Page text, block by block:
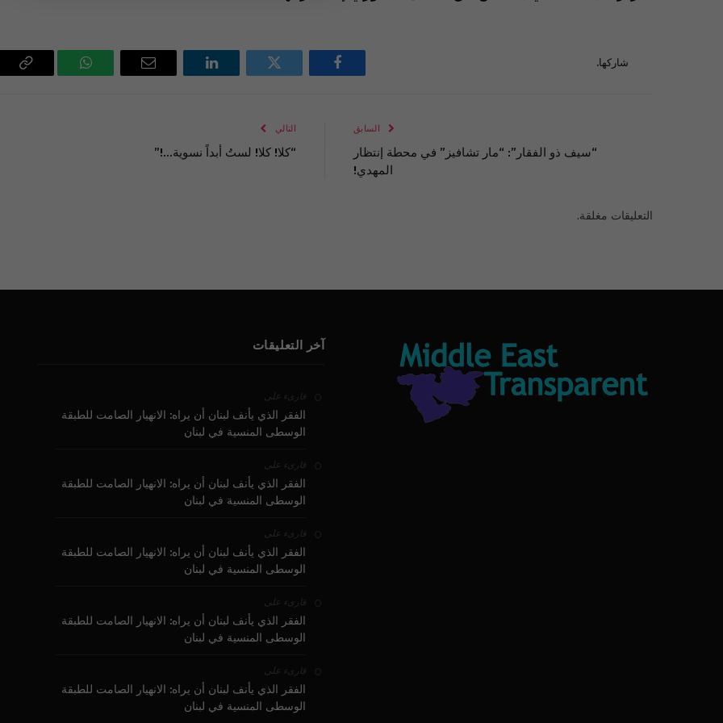
شاركها.
فيسبوك تويتر لينكدإن
البريد
واتساب
السابق
“سيف ذو الفقار”: “مار تشافيز” في محطة إنتظار
المهدي!
التالي
“كلا! كلا! لستُ أبداً نسوية…!”
التعليقات مغلقة.
آخر التعليقات
قارىء على
الفقر الذي يأنف لبنان أن يراه: الانهيار الصامت للطبقة
الوسطى المنسية في لبنان
قارىء على
الفقر الذي يأنف لبنان أن يراه: الانهيار الصامت للطبقة
الوسطى المنسية في لبنان
قارىء على
الفقر الذي يأنف لبنان أن يراه: الانهيار الصامت للطبقة
الوسطى المنسية في لبنان
قارىء على
الفقر الذي يأنف لبنان أن يراه: الانهيار الصامت للطبقة
الوسطى المنسية في لبنان
قارىء على
الفقر الذي يأنف لبنان أن يراه: الانهيار الصامت للطبقة
الوسطى المنسية في لبنان